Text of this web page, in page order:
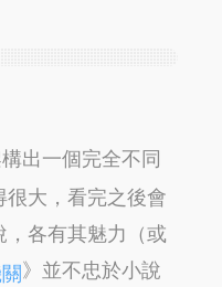
出一個完全不同
大，看完之後會
各有其魅力（或
》並不忠於小說